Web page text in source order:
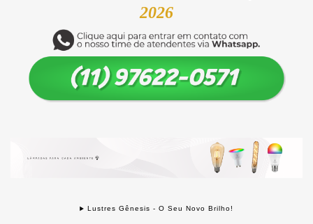
2026
Lustres Gênesis - O Seu Novo Brilho!